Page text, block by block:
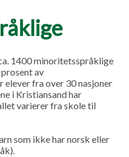
1400 minoritetsspråklige
av
elever fra over 30 nasjoner
i Kristiansand har
varierer fra skole til
som ikke har norsk eller